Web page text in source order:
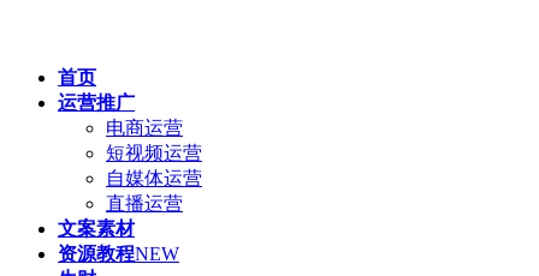
首页
运营推广
电商运营
短视频运营
自媒体运营
直播运营
文案素材
资源教程NEW